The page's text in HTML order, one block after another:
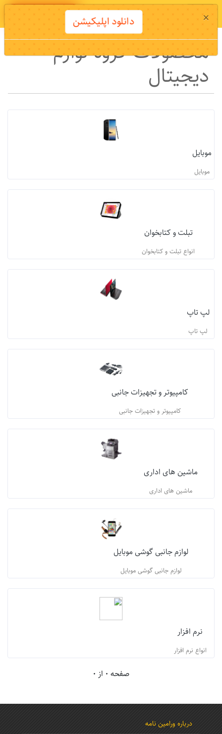
دانلود اپلیکیشن
محصولات گروه لوازم
دیجیتال
موبایل
موبایل
تبلت و کتابخوان
انواع تبلت و کتابخوان
لپ تاپ
لپ تاپ
کامپیوتر و تجهیزات جانبی
کامپیوتر و تجهیزات جانبی
ماشین های اداری
ماشین های اداری
لوازم جانبی گوشی موبایل
لوازم جانبی گوشی موبایل
نرم افزار
انواع نرم افزار
صفحه 0 از 0
درباره ورامین نامه
× دانلود اپلیکیشن